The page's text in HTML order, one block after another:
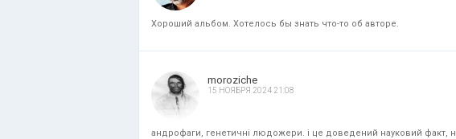
Хороший альбом. Хотелось бы знать что-то об авторе.
moroziche
15 НОЯБРЯ 2024 21:08
андрофаги, генетичні людожери. і це доведений науковий факт,